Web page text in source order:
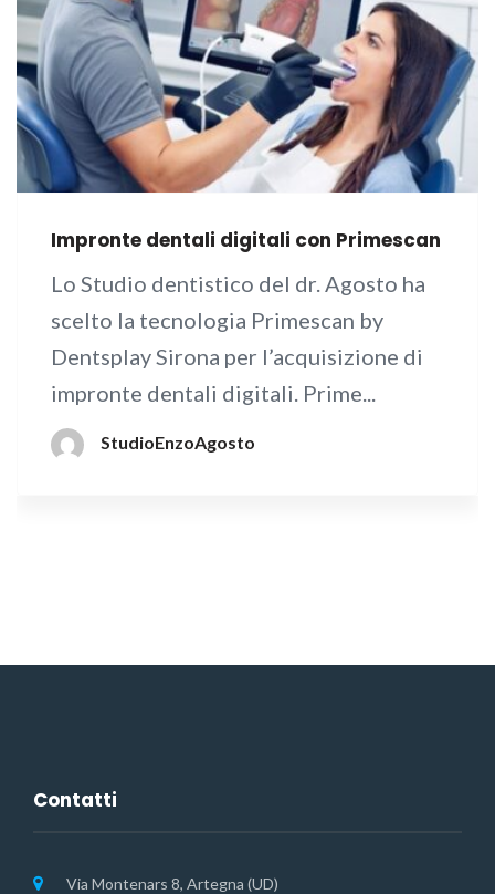
Impronte dentali digitali con Primescan
Lo Studio dentistico del dr. Agosto ha
scelto la tecnologia Primescan by
Dentsplay Sirona per l’acquisizione di
impronte dentali digitali. Prime...
StudioEnzoAgosto
Contatti
Via Montenars 8, Artegna (UD)